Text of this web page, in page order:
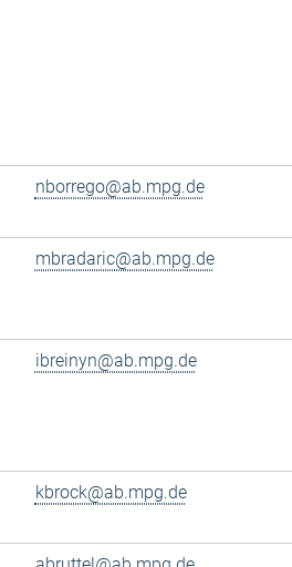
nborrego@ab.mpg.de
mbradaric@ab.mpg.de
ibreinyn@ab.mpg.de
kbrock@ab.mpg.de